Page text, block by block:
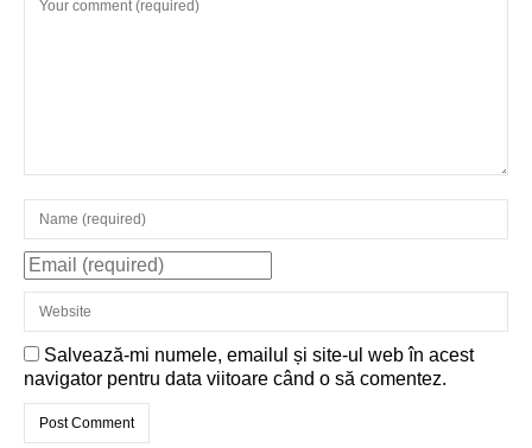
Salvează-mi numele, emailul și site-ul web în acest
navigator pentru data viitoare când o să comentez.